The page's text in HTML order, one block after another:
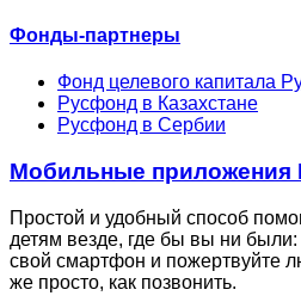
Фонды-партнеры
Фонд целевого капитала
Русфонд в Казахстане
Русфонд в Сербии
Мобильные приложения
Простой и удобный способ
детям везде, где бы вы ни
свой смартфон и пожертвуйте
же просто, как позвонить.